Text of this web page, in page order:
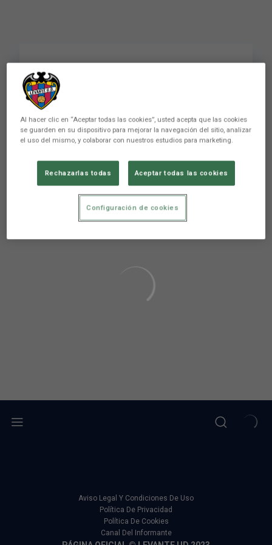
Morales: “Esta es la
mejor forma de
arrancar el año”
Aviso Legal Y Condiciones De Uso
Política De Privacidad
Política De Cookies
Canal Del Informante
Al hacer clic en “Aceptar todas las cookies”, usted acepta que las cookies
se guarden en su dispositivo para mejorar la navegación del sitio, analizar
el uso del mismo, y colaborar con nuestros estudios para marketing.
Rechazarlas todas Aceptar todas las cookies
Configuración de cookies